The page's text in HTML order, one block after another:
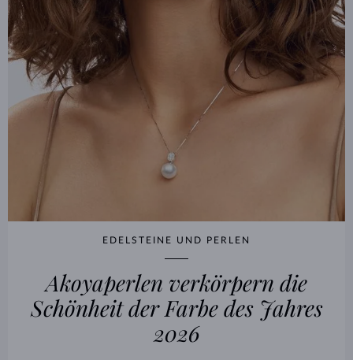
EDELSTEINE UND PERLEN
Akoyaperlen verkörpern die
Schönheit der Farbe des Jahres
2026